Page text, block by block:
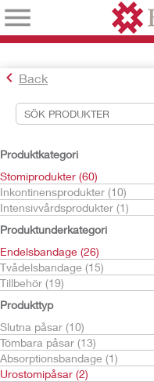
Back
Produktkategori
Stomiprodukter (60)
Inkontinensprodukter (10)
Intensivvårdsprodukter (1)
Produktunderkategori
Endelsbandage (26)
Tvådelsbandage (15)
Tillbehör (19)
Produkttyp
Slutna påsar (10)
Tömbara påsar (13)
Absorptionsbandage (1)
Urostomipåsar (2)
Sökverktyg
Dina val:
Stomiprodukter
Endelsbandage
Urostomipåsar
Ditt val matchade
resultat
Sortera efter: